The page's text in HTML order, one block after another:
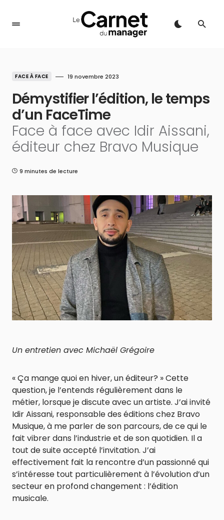
FACE À FACE 19 novembre 2023
Démystifier l’édition, le temps
d’un FaceTime
Face à face avec Idir Aissani,
éditeur chez Bravo Musique
9 minutes de lecture
Un entretien avec Michaël Grégoire
« Ça mange quoi en hiver, un éditeur? » Cette
question, je l’entends régulièrement dans le
métier, lorsque je discute avec un artiste. J’ai invité
Idir Aissani, responsable des éditions chez Bravo
Musique, à me parler de son parcours, de ce qui le
fait vibrer dans l’industrie et de son quotidien. Il a
tout de suite accepté l’invitation. J’ai
effectivement fait la rencontre d’un passionné qui
s’intéresse tout particulièrement à l’évolution d’un
secteur en profond changement : l’édition
musicale.